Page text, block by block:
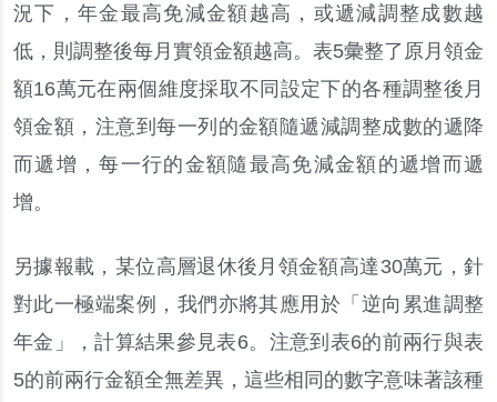
況下，年金最高免減金額越高，或遞減調整成數越
低，則調整後每月實領金額越高。表5彙整了原月領金
額16萬元在兩個維度採取不同設定下的各種調整後月
領金額，注意到每一列的金額隨遞減調整成數的遞降
而遞增，每一行的金額隨最高免減金額的遞增而遞
增。
另據報載，某位高層退休後月領金額高達30萬元，針
對此一極端案例，我們亦將其應用於「逆向累進調整
年金」，計算結果參見表6。注意到表6的前兩行與表
5的前兩行金額全無差異，這些相同的數字意味著該種